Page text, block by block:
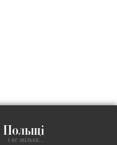
і не тільки...